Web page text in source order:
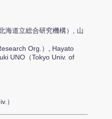
海道立総合研究機構）, 山
Org.）, Hayato
UNO（Tokyo Univ. of
）